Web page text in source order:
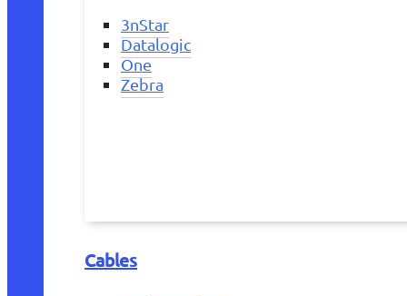
3nStar
Datalogic
One
Zebra
Cables